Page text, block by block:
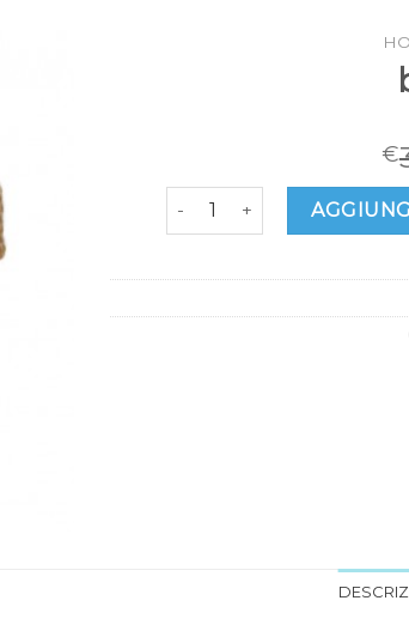
€
borsa o bag quantità